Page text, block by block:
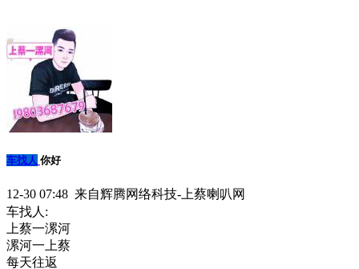
车找人 你好
12-30 07:48 来自辉腾网络科技-上蔡喇叭网
车找人:
上蔡一漯河
漯河一上蔡
每天往返